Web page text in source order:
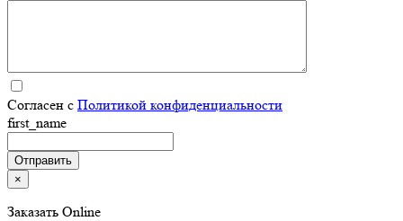
Согласен с Политикой конфиденциальности
first_name
×
Заказать Online